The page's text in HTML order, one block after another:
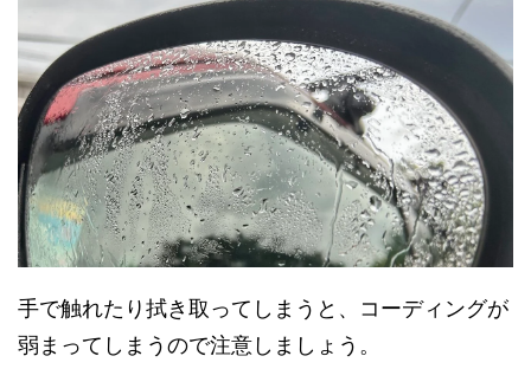
手で触れたり拭き取ってしまうと、コーディングが
弱まってしまうので注意しましょう。